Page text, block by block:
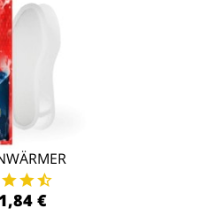
€